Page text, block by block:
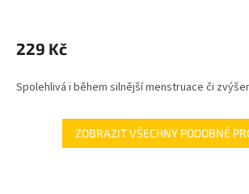
229 Kč
Spolehlivá i během silnější menstruace či
ZOBRAZIT VŠECHNY PODOBNÉ